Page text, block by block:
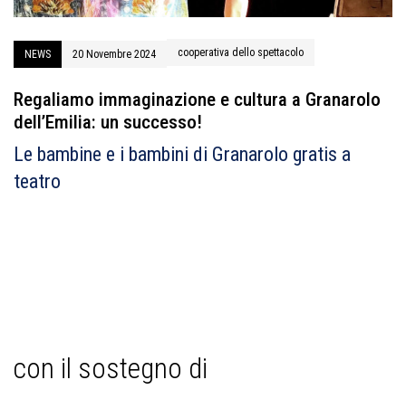
NEWS 20 Novembre 2024 cooperativa dello spettacolo
Regaliamo immaginazione e cultura a Granarolo
dell’Emilia: un successo!
Le bambine e i bambini di Granarolo gratis a
teatro
con il sostegno di